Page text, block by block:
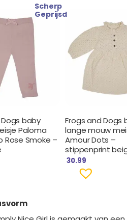
Scherp
Geprijsd
baby
Paloma
Rose Smoke –
Frogs and Dogs
lange mouw
Amour Dots –
stippenprint
30.99